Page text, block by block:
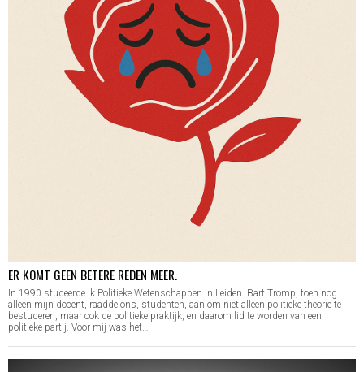
ER KOMT GEEN BETERE REDEN MEER.
In 1990 studeerde ik Politieke Wetenschappen in Leiden. Bart Tromp, toen nog
alleen mijn docent, raadde ons, studenten, aan om niet alleen politieke theorie te
bestuderen, maar ook de politieke praktijk, en daarom lid te worden van een
politieke partij. Voor mij was het…